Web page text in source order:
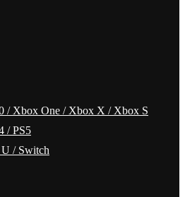
/ Xbox One / Xbox X / Xbox S
/ PS5
/ Switch